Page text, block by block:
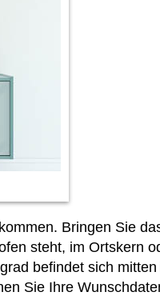
Bringen Sie
steht, im Ortskern
befindet sich
Sie Ihre